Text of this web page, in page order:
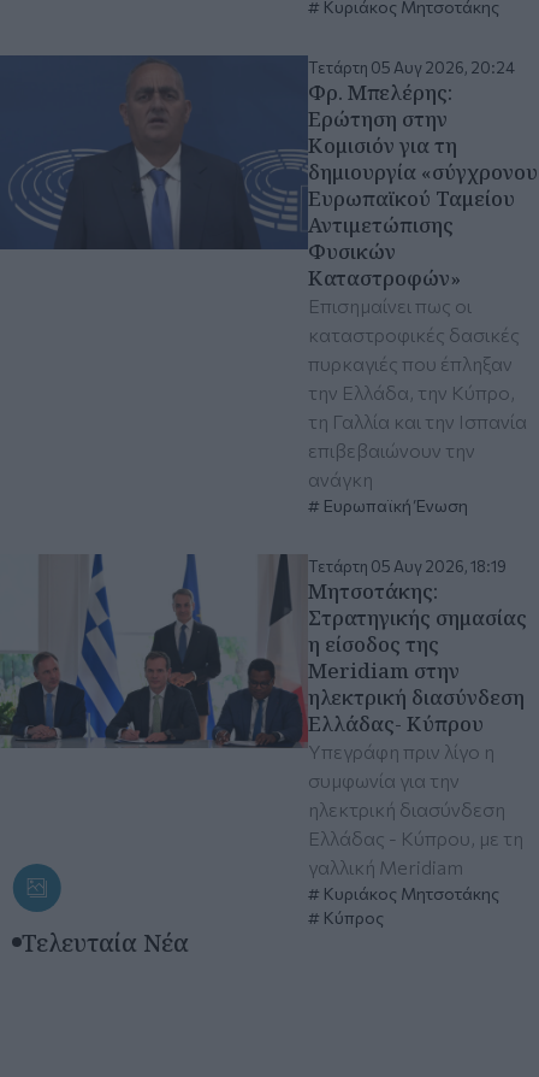
Κυριάκος Μητσοτάκης
Τετάρτη 05 Αυγ 2026, 20:24
Φρ. Μπελέρης:
Ερώτηση στην
Κομισιόν για τη
δημιουργία «σύγχρονου
Ευρωπαϊκού Ταμείου
Αντιμετώπισης
Φυσικών
Καταστροφών»
Επισημαίνει πως οι
καταστροφικές δασικές
πυρκαγιές που έπληξαν
την Ελλάδα, την Κύπρο,
τη Γαλλία και την Ισπανία
επιβεβαιώνουν την
ανάγκη
Ευρωπαϊκή Ένωση
Τετάρτη 05 Αυγ 2026, 18:19
Μητσοτάκης:
Στρατηγικής σημασίας
η είσοδος της
Meridiam στην
ηλεκτρική διασύνδεση
Ελλάδας- Κύπρου
Υπεγράφη πριν λίγο η
συμφωνία για την
ηλεκτρική διασύνδεση
Ελλάδας - Κύπρου, με τη
γαλλική Meridiam
Κυριάκος Μητσοτάκης
Κύπρος
Τελευταία Νέα